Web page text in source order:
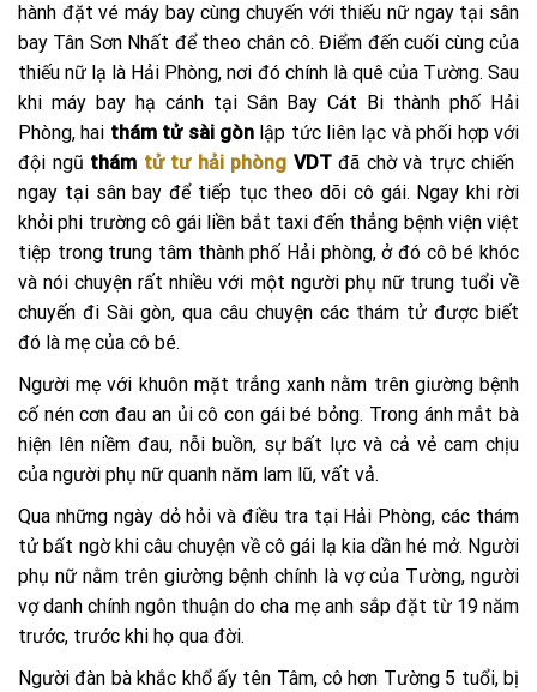
hành đặt vé máy bay cùng chuyến với thiếu nữ ngay tại sân
bay Tân Sơn Nhất để theo chân cô. Điểm đến cuối cùng của
thiếu nữ lạ là Hải Phòng, nơi đó chính là quê của Tường. Sau
khi máy bay hạ cánh tại Sân Bay Cát Bi thành phố Hải
Phòng, hai thám tử sài gòn lập tức liên lạc và phối hợp với
đội ngũ thám tử tư hải phòng VDT đã chờ và trực chiến
ngay tại sân bay để tiếp tục theo dõi cô gái. Ngay khi rời
khỏi phi trường cô gái liền bắt taxi đến thẳng bệnh viện việt
tiệp trong trung tâm thành phố Hải phòng, ở đó cô bé khóc
và nói chuyện rất nhiều với một người phụ nữ trung tuổi về
chuyến đi Sài gòn, qua câu chuyện các thám tử được biết
đó là mẹ của cô bé.
Người mẹ với khuôn mặt trắng xanh nằm trên giường bệnh
cố nén cơn đau an ủi cô con gái bé bỏng. Trong ánh mắt bà
hiện lên niềm đau, nỗi buồn, sự bất lực và cả vẻ cam chịu
của người phụ nữ quanh năm lam lũ, vất vả.
Qua những ngày dỏ hỏi và điều tra tại Hải Phòng, các thám
tử bất ngờ khi câu chuyện về cô gái lạ kia dần hé mở. Người
phụ nữ nằm trên giường bệnh chính là vợ của Tường, người
vợ danh chính ngôn thuận do cha mẹ anh sắp đặt từ 19 năm
trước, trước khi họ qua đời.
Người đàn bà khắc khổ ấy tên Tâm, cô hơn Tường 5 tuổi, bị